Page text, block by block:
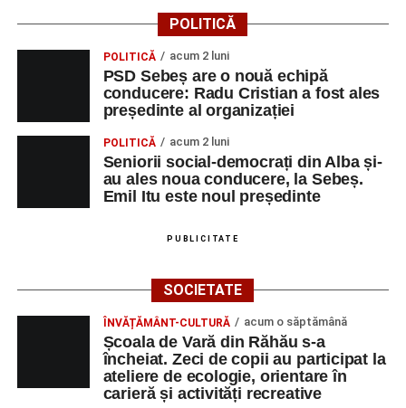
Am descoperit că multa știință ori funcția sau statutul nu
ține loc de caracter, de omenie. Voi păstra gândul ferm că
omul sfințește locul.”(Prof. Ciobanu Crenguța Vasilica)
„O mare familie, o comunitate pentru trup, minte și suflet,
un mod de a lua o gură de aer într-un bombardament
informatic, mediatic și psihologic.”
„Voi merge acasă cu gândul că educația și nu numai are
sunt vitale.”(Prof. Ciura Marinela)
Privind spre ediția următoare
În încheierea evenimentului, organizatorii au anunțat tema
ediției din 2027, dedicată relației dintre caracter, valori și
POLITICĂ
POLITICĂ acum 2 luni
PSD Sebeș are o nouă echipă
conducere: Radu Cristian a fost ales
președinte al organizației
POLITICĂ acum 2 luni
Seniorii social-democrați din Alba și-
au ales noua conducere, la Sebeș.
Emil Itu este noul președinte
PUBLICITATE
SOCIETATE
ÎNVĂȚĂMÂNT-CULTURĂ acum o săptămână
Școala de Vară din Răhău s-a
încheiat. Zeci de copii au participat la
ateliere de ecologie, orientare în
carieră și activități recreative